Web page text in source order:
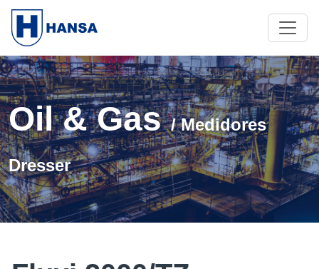
Oil & Gas/ Medidores
Dresser